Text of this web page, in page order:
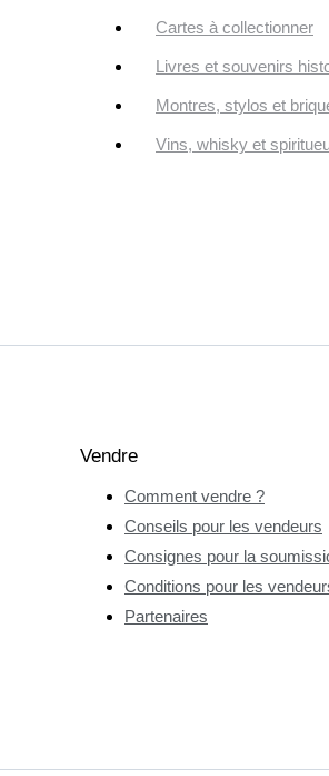
Cartes à collectionner
Livres et souvenirs
Montres, stylos et
Vins, whisky et
Vendre
Comment vendre ?
Conseils pour les vendeurs
Consignes pour la
Conditions pour les
Partenaires